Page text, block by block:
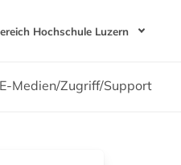
Hochschule Luzern
E-Medien/Zugriff/Support